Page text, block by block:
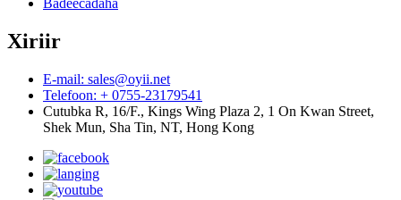
Xiriir
E-mail: sales@oyii.net
Telefoon: + 0755-23179541
Cutubka R, 16/F., Kings Wing Plaza 2, 1 On Kwan Street,
Shek Mun, Sha Tin, NT, Hong Kong